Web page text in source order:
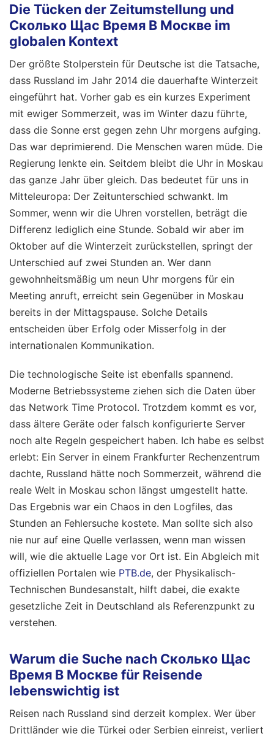
Die Tücken der Zeitumstellung und
Сколько Щас Время В Москве im
globalen Kontext
Der größte Stolperstein für Deutsche ist die Tatsache,
dass Russland im Jahr 2014 die dauerhafte Winterzeit
eingeführt hat. Vorher gab es ein kurzes Experiment
mit ewiger Sommerzeit, was im Winter dazu führte,
dass die Sonne erst gegen zehn Uhr morgens aufging.
Das war deprimierend. Die Menschen waren müde. Die
Regierung lenkte ein. Seitdem bleibt die Uhr in Moskau
das ganze Jahr über gleich. Das bedeutet für uns in
Mitteleuropa: Der Zeitunterschied schwankt. Im
Sommer, wenn wir die Uhren vorstellen, beträgt die
Differenz lediglich eine Stunde. Sobald wir aber im
Oktober auf die Winterzeit zurückstellen, springt der
Unterschied auf zwei Stunden an. Wer dann
gewohnheitsmäßig um neun Uhr morgens für ein
Meeting anruft, erreicht sein Gegenüber in Moskau
bereits in der Mittagspause. Solche Details
entscheiden über Erfolg oder Misserfolg in der
internationalen Kommunikation.
Die technologische Seite ist ebenfalls spannend.
Moderne Betriebssysteme ziehen sich die Daten über
das Network Time Protocol. Trotzdem kommt es vor,
dass ältere Geräte oder falsch konfigurierte Server
noch alte Regeln gespeichert haben. Ich habe es selbst
erlebt: Ein Server in einem Frankfurter Rechenzentrum
dachte, Russland hätte noch Sommerzeit, während die
reale Welt in Moskau schon längst umgestellt hatte.
Das Ergebnis war ein Chaos in den Logfiles, das
Stunden an Fehlersuche kostete. Man sollte sich also
nie nur auf eine Quelle verlassen, wenn man wissen
will, wie die aktuelle Lage vor Ort ist. Ein Abgleich mit
offiziellen Portalen wie PTB.de, der Physikalisch-
Technischen Bundesanstalt, hilft dabei, die exakte
gesetzliche Zeit in Deutschland als Referenzpunkt zu
verstehen.
Warum die Suche nach Сколько Щас
Время В Москве für Reisende
lebenswichtig ist
Reisen nach Russland sind derzeit komplex. Wer über
Drittländer wie die Türkei oder Serbien einreist, verliert